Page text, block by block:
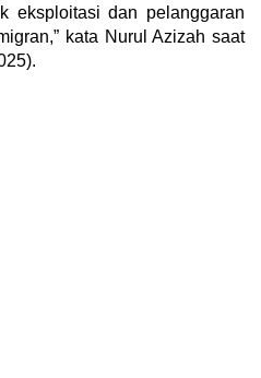
eksploitasi dan pelanggaran
kata Nurul Azizah saat